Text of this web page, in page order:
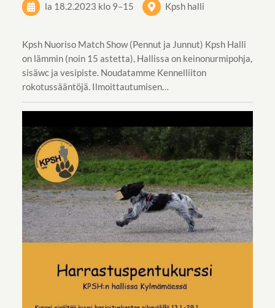
la 18.2.2023 klo 9–15 Kpsh halli
Kpsh Nuoriso Match Show (Pennut ja Junnut) Kpsh Halli
on lämmin (noin 15 astetta), Hallissa on keinonurmipohja,
sisäwc ja vesipiste. Noudatamme Kennelliiton
rokotussääntöjä. Ilmoittautumisen…